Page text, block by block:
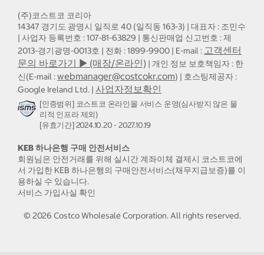
(주)코스트코 코리아
14347 경기도 광명시 일직로 40 (일직동 163-3) | 대표자 : 조민수
| 사업자 등록번호 : 107-81-63829 | 통신판매업 신고번호 : 제
2013-경기광명-0013호 | 전화 : 1899-9900 | E-mail : 고객센터
문의 바로가기 ▶ (매장/온라인) | 개인 정보 보호책임자 : 한
신(E-mail :webmanager@costcokr.com) | 호스팅제공자 :
Google Ireland Ltd. | 사업자정보확인
[인증범위] 코스트코 온라인몰 서비스 운영(심사받지 않은 물
리적 인프라 제외)
[유효기간] 2024.10.20 - 2027.10.19
KEB 하나은행 구매 안전서비스
회원님은 안전거래를 위해 실시간 계좌이체 결제시 코스트코에
서 가입한 KEB 하나은행의 구매안전서비스(채무지급보증)를 이
용하실 수 있습니다.
서비스 가입사실 확인
© 2026 Costco Wholesale Corporation.All rights reserved.